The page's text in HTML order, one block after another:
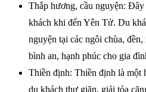
Thắp hương, cầu nguyện:
khách khi đến Yên Tử. Du
nguyện tại các ngôi chùa,
bình an, hạnh phúc cho gia
Thiền định: Thiền định là một
du khách thư giãn, giải tỏa